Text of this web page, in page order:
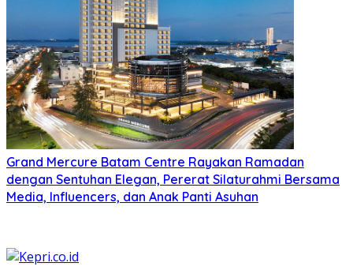
Grand Mercure Batam Centre Rayakan Ramadan
dengan Sentuhan Elegan, Pererat Silaturahmi Bersama
Media, Influencers, dan Anak Panti Asuhan